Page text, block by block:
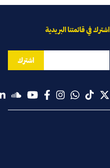
اشترك في قائمتنا البريدية
اشترك